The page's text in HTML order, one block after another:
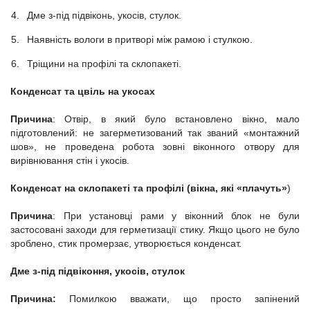
Дме з-під підвіконь, укосів, стулок.
Наявність вологи в притворі між рамою і стулкою.
Тріщини на профілі та склопакеті.
Конденсат та цвіль на укосах
Причина: Отвір, в який було встановлено вікно, мало
підготовлений: не загерметизований так званий «монтажний
шов», не проведена робота зовні віконного отвору для
вирівнювання стін і укосів.
Конденсат на склопакеті та профілі (вікна, які «плачуть»)
Причина: При установці рами у віконний блок не були
застосовані заходи для герметизації стику. Якщо цього не було
зроблено, стик промерзає, утворюється конденсат.
Дме з-під підвіконня, укосів, стулок
Причина: Помилкою вважати, що просто запінений